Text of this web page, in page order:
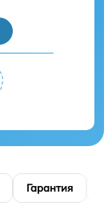
Гарантия